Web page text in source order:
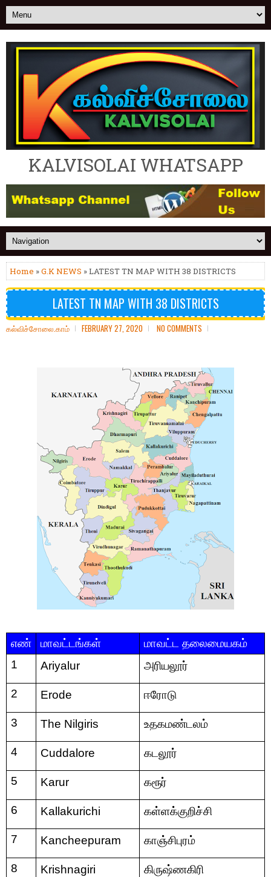
KALVISOLAI WHATSAPP
Home »G.K NEWS » LATEST TN MAP WITH 38 DISTRICTS
LATEST TN MAP WITH 38 DISTRICTS
கல்விச்சோலை.காம் FEBRUARY 27, 2020 NO COMMENTS
எண் மாவட்டங்கள்
மாவட்ட தலைமையகம்
1
Ariyalur அரியலூர்
2 Erode ஈரோடு
3 The Nilgiris உதகமண்டலம்
4 Cuddalore கடலூர்
5 Karur கரூர்
6 Kallakurichi கள்ளக்குறிச்சி
7 Kancheepuram காஞ்சிபுரம்
8 Krishnagiri கிருஷ்ணகிரி